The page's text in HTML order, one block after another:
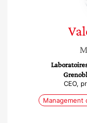
CEO,
Management